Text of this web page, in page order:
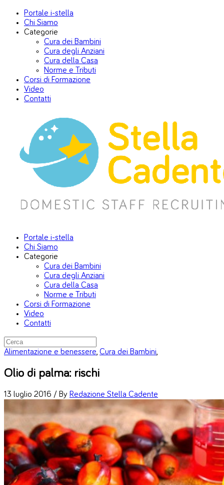
Portale i-stella
Chi Siamo
Categorie
Cura dei Bambini
Cura degli Anziani
Cura della Casa
Norme e Tributi
Corsi di Formazione
Video
Contatti
Portale i-stella
Chi Siamo
Categorie
Cura dei Bambini
Cura degli Anziani
Cura della Casa
Norme e Tributi
Corsi di Formazione
Video
Contatti
Alimentazione e benessere, Cura dei Bambini,
Olio di palma: rischi
13 luglio 2016 / By Redazione Stella Cadente